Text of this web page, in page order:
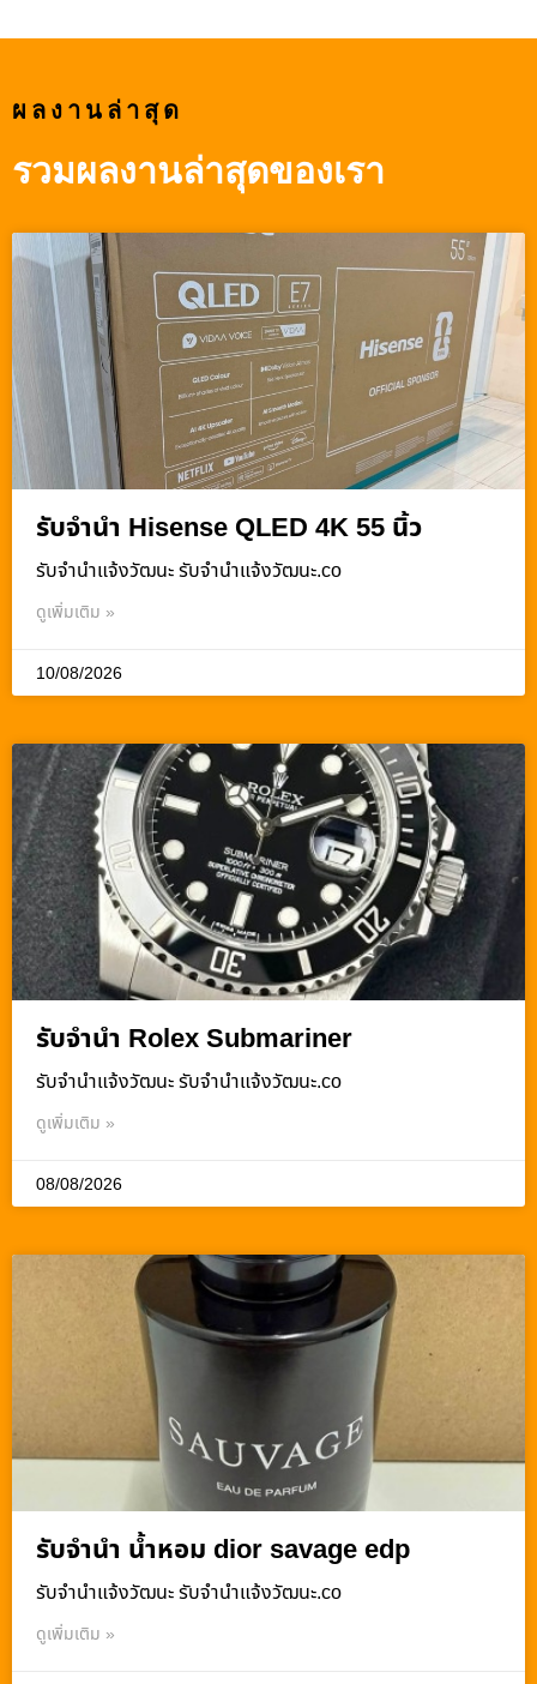
ผลงานล่าสุด
รวมผลงานล่าสุดของเรา
รับจำนำ Hisense QLED 4K 55 นิ้ว
รับจํานําแจ้งวัฒนะ รับจํานําแจ้งวัฒนะ.co
ดูเพิ่มเติม »
10/08/2026
รับจำนำ Rolex Submariner
รับจํานําแจ้งวัฒนะ รับจํานําแจ้งวัฒนะ.co
ดูเพิ่มเติม »
08/08/2026
รับจำนำ น้ำหอม dior savage edp
รับจํานําแจ้งวัฒนะ รับจํานําแจ้งวัฒนะ.co
ดูเพิ่มเติม »